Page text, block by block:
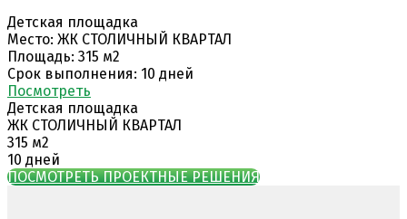
Детская площадка
Место: ЖК СТОЛИЧНЫЙ КВАРТАЛ
Площадь: 315 м2
Срок выполнения: 10 дней
Поcмотреть
Детская площадка
ЖК СТОЛИЧНЫЙ КВАРТАЛ
315 м2
10 дней
ПОСМОТРЕТЬ ПРОЕКТНЫЕ РЕШЕНИЯ